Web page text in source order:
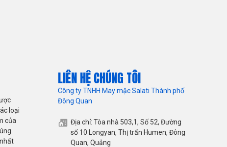
loại
của
LIÊN HỆ CHÚNG TÔI
Công ty TNHH May mặc Salati Thành phố
Đông Quan
Địa chỉ: Tòa nhà 503,1, Số 52, Đường
số 10 Longyan, Thị trấn Humen, Đông
Quan, Quảng